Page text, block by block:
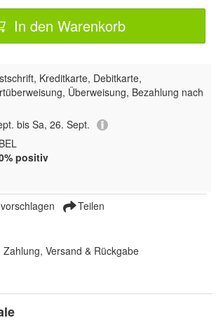
In den Warenkorb
Kreditkarte, Debitkarte,
Überweisung, Bezahlung nach
bis Sa, 26. Sept.
positiv
Teilen
Zahlung, Versand & Rückgabe